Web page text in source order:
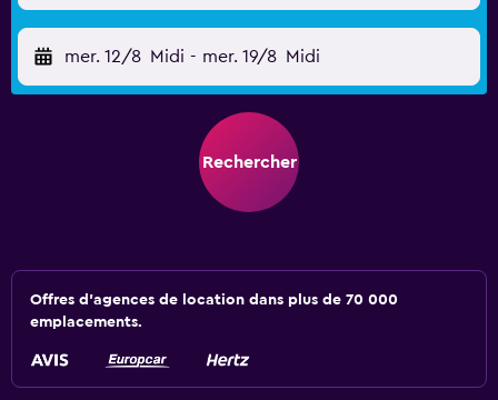
mer. 12/8 Midi - mer. 19/8 Midi
Rechercher
Offres d’agences de location dans plus de 70 000
emplacements.